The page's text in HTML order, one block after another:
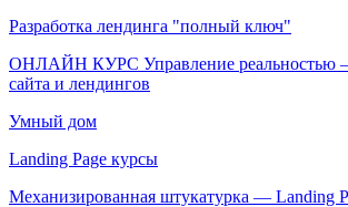
Разработка лендинга "полный ключ"
ОНЛАЙН КУРС Управление реальностью —
сайта и лендингов
Умный дом
Landing Page курсы
Механизированная штукатурка — Landing